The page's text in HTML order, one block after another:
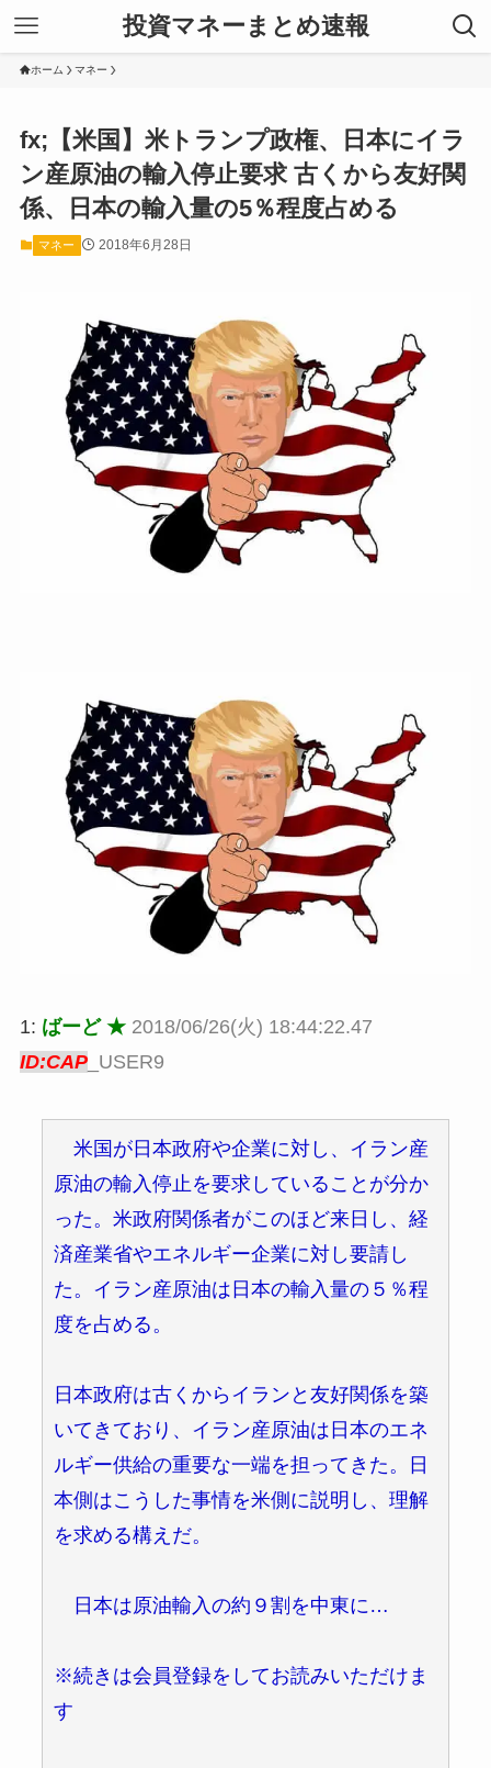
投資マネーまとめ速報
ホーム マネー
fx;【米国】米トランプ政権、日本にイラ
ン産原油の輸入停止要求 古くから友好関
係、日本の輸入量の5％程度占める
マネー 2018年6月28日
1: ばーど ★ 2018/06/26(火) 18:44:22.47
ID:CAP_USER9
米国が日本政府や企業に対し、イラン産
原油の輸入停止を要求していることが分か
った。米政府関係者がこのほど来日し、経
済産業省やエネルギー企業に対し要請し
た。イラン産原油は日本の輸入量の５％程
度を占める。
日本政府は古くからイランと友好関係を築
いてきており、イラン産原油は日本のエネ
ルギー供給の重要な一端を担ってきた。日
本側はこうした事情を米側に説明し、理解
を求める構えだ。
日本は原油輸入の約９割を中東に…
※続きは会員登録をしてお読みいただけま
す